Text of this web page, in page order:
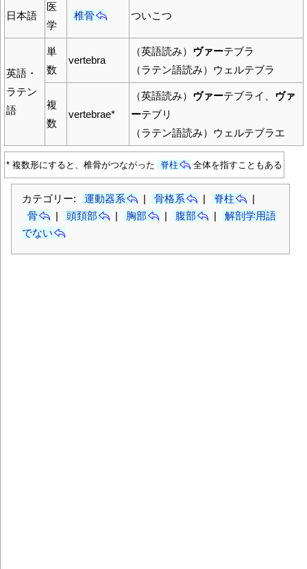
日本語
医
学
椎骨 ついこつ
英語・
ラテン
語
単
数
vertebra
（英語読み） ヴァーテブラ
（ラテン語読み）ウェルテブラ
複
数
vertebrae*
（英語読み） ヴァーテブライ、 ヴァ
ーテブリ
（ラテン語読み）ウェルテブラエ
* 複数形にすると、椎骨がつながった 脊柱 全体を指すこともある
カテゴリー: 運動器系 | 骨格系 | 脊柱
|
骨
| 頭頚部 | 胸部 | 腹部 |
解剖学用語
でない